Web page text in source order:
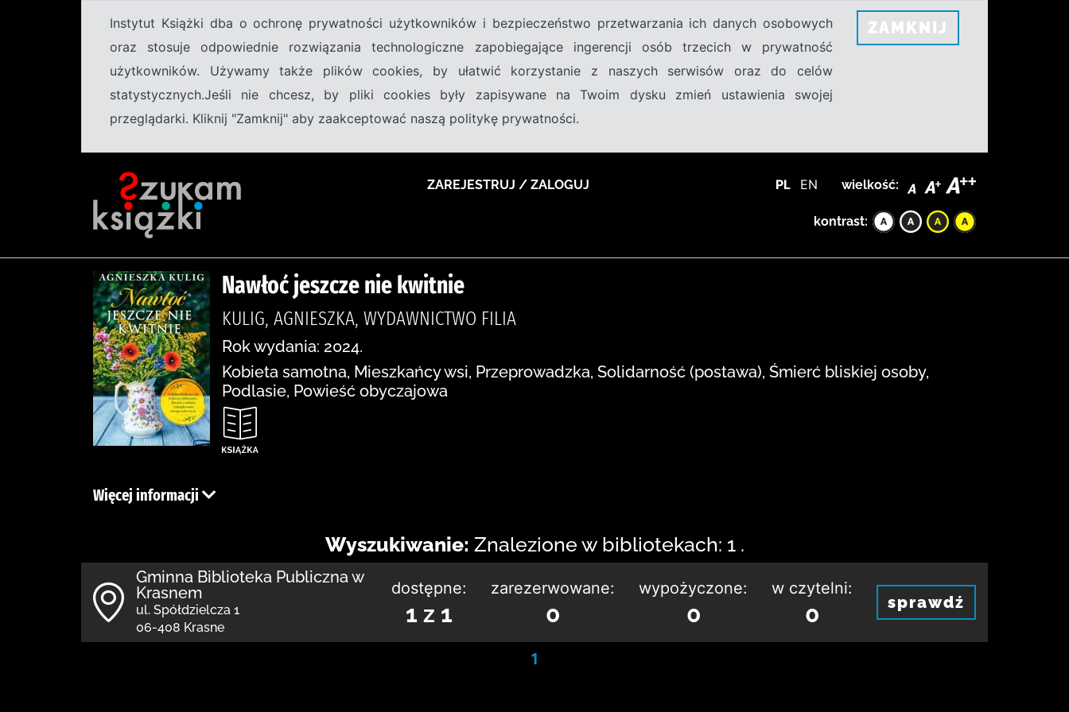
Instytut Książki dba o ochronę prywatności użytkowników i bezpieczeństwo przetwarzania ich danych osobowych
oraz stosuje odpowiednie rozwiązania technologiczne zapobiegające ingerencji osób trzecich w prywatność
użytkowników. Używamy także plików cookies, by ułatwić korzystanie z naszych serwisów oraz do celów
statystycznych.Jeśli nie chcesz, by pliki cookies były zapisywane na Twoim dysku zmień ustawienia swojej
przeglądarki. Kliknij "Zamknij" aby zaakceptować naszą politykę prywatności.
ZAMKNIJ
ZAREJESTRUJ / ZALOGUJ PL EN wielkość:
kontrast:
Nawłoć jeszcze nie kwitnie
KULIG, AGNIESZKA, WYDAWNICTWO FILIA
Rok wydania: 2024.
Kobieta samotna, Mieszkańcy wsi, Przeprowadzka, Solidarność (postawa), Śmierć bliskiej osoby,
Podlasie, Powieść obyczajowa
Więcej informacji
Wyszukiwanie: Znalezione w bibliotekach: 1 .
Gminna Biblioteka Publiczna w
Krasnem
ul. Spółdzielcza 1
06-408 Krasne
dostępne:
1 z 1
zarezerwowane:
0
wypożyczone:
0
w czytelni:
0 sprawdź
1